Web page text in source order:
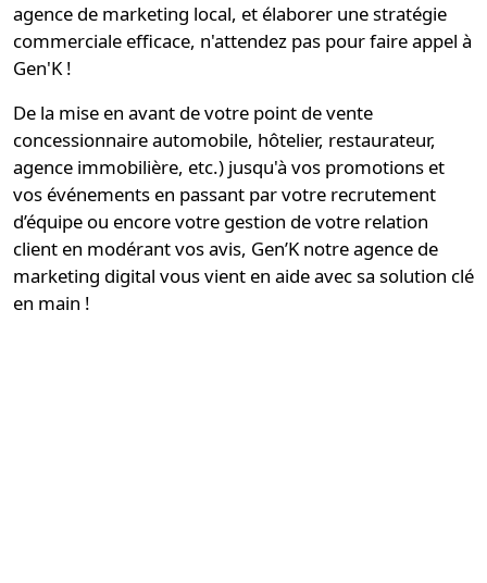
agence de marketing local, et élaborer une stratégie
commerciale efficace, n'attendez pas pour faire appel à
Gen'K !
De la mise en avant de votre point de vente
concessionnaire automobile, hôtelier, restaurateur,
agence immobilière, etc.) jusqu'à vos promotions et
vos événements en passant par votre recrutement
d’équipe ou encore votre gestion de votre relation
client en modérant vos avis, Gen’K notreagence de
marketing digital vous vient en aide avec sa solution clé
en main !